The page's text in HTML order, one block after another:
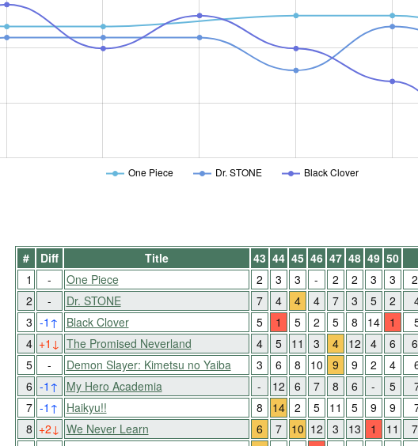
One Piece Dr. STONE Black Clover
# Diff Title 43 44 45 46 47 48 49 50
1
- One Piece 2 3 3 - 2 2 3 3
2
- Dr. STONE 7 4 4 4 7 3 5 2
3 -1 ↑ Black Clover 5 1 5 2 5 8 14 1
4 +1 ↓ The Promised Neverland 4 5 11 3 4 12 4 6
5
- Demon Slayer: Kimetsu no Yaiba 3 6 8 10 9 9 2 4
6 -1 ↑ My Hero Academia - 12 6 7 8 6 - 5
7 -1 ↑ Haikyu!! 8 14 2 5 11 5 9 9
8 +2↓ We Never Learn 6 7 10 12 3 13 1 11